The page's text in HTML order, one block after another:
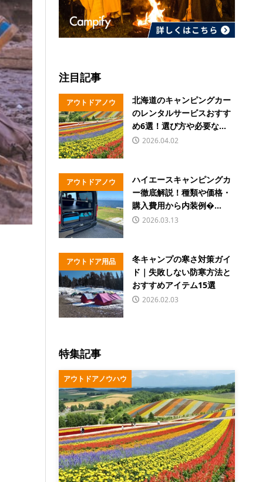
注目記事
アウトドアノウ
ハウ
北海道のキャンピングカー
のレンタルサービスおすす
め6選！選び方や必要な...
2026.04.02
アウトドアノウ
ハウ
ハイエースキャンピングカ
ー徹底解説！種類や価格・
購入費用から内装例�...
2026.03.13
アウトドア用品
冬キャンプの寒さ対策ガイ
ド｜失敗しない防寒方法と
おすすめアイテム15選
2026.02.03
特集記事
アウトドアノウハウ